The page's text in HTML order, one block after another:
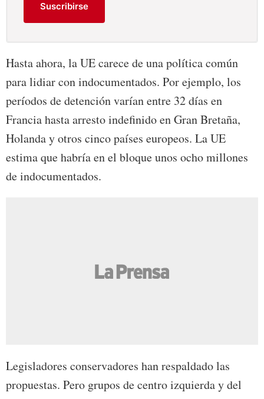
Suscribirse
Hasta ahora, la UE carece de una política común
para lidiar con indocumentados. Por ejemplo, los
períodos de detención varían entre 32 días en
Francia hasta arresto indefinido en Gran Bretaña,
Holanda y otros cinco países europeos. La UE
estima que habría en el bloque unos ocho millones
de indocumentados.
Legisladores conservadores han respaldado las
propuestas. Pero grupos de centro izquierda y del